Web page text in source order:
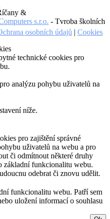
&
s.r.o. - Tvroba školních
osobních údajů | Cookies
technické cookies pro
analýzu pohybu uživatelů na
níže.
pro zajištění správné
uživatelů na webu a pro
či odmítnout některé druhy
základní funkcionalitu webu.
odebrat či znovu udělit.
funkcionalitu webu. Patří sem
uložení informací o souhlasu